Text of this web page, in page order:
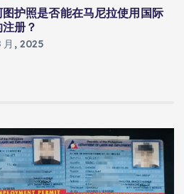
护照是否能在马尼拉使用国际
册？
月, 2025